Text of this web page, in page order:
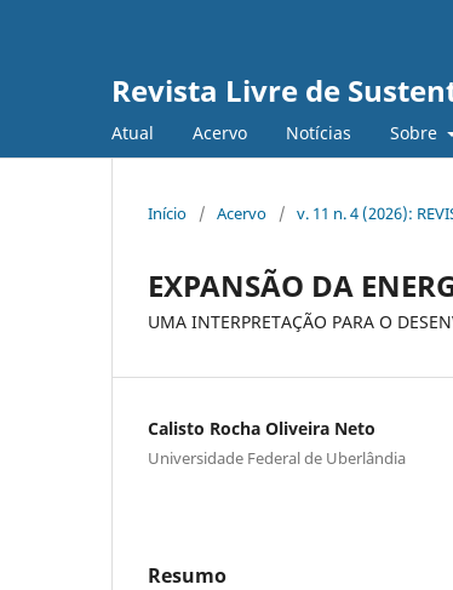
Revista Livre de
Atual Acervo Notícias Sobre
Início / Acervo / v. 11 n. 4 (2026):
EXPANSÃO DA
UMA INTERPRETAÇÃO PARA O
Calisto Rocha Oliveira Neto
Universidade Federal de Uberlândia
Resumo